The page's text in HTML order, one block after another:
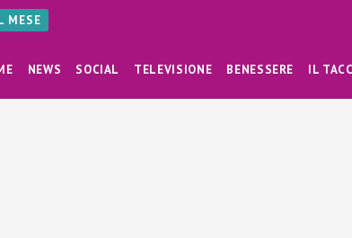
MESE
NEWS SOCIAL TELEVISIONE BENESSERE IL